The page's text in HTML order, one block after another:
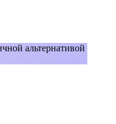
альтернативой